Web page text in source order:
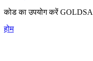
कोड का उपयोग करें
होम